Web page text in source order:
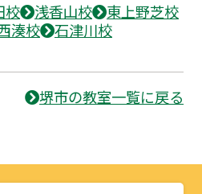
校 浅香山校
東上野芝校
湊校
石津川校
堺市の教室一覧に戻る